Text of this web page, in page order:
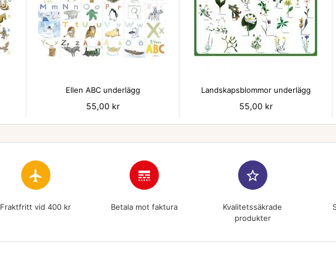

Ellen ABC underlägg
Pris
55,00 kr
Landskapsblommor underlägg
Pris
55,00 kr
flight
Fraktfritt vid 400 kr
line_style
Betala mot faktura
star_border
Kvalitetssäkrade
produkter